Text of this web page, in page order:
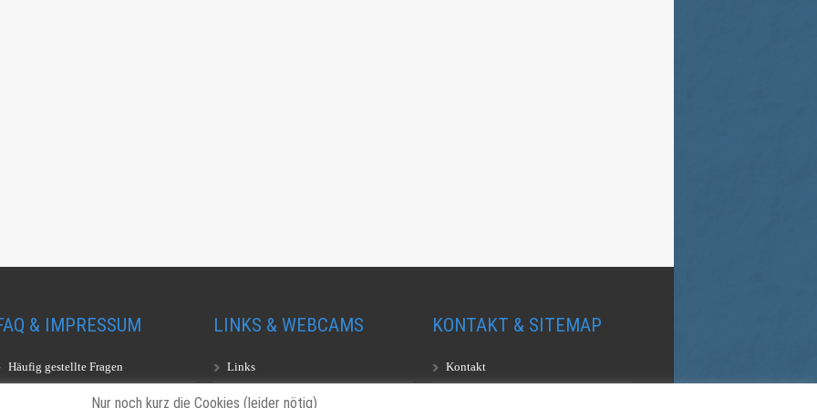
& IMPRESSUM
Häufig gestellte Fragen
LINKS & WEBCAMS
Links
Webcams
KONTAKT & SITEMAP
Kontakt
Nur noch kurz die Cookies (leider nötig)